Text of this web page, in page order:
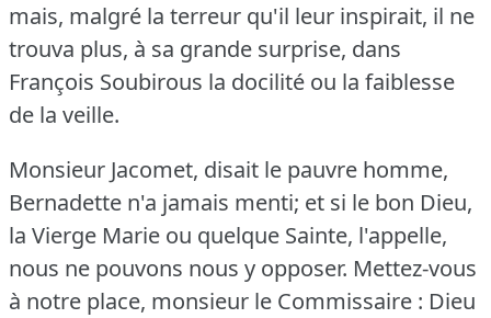
mais, malgré la terreur qu'il leur inspirait, il ne
trouva plus, à sa grande surprise, dans
François Soubirous la docilité ou la faiblesse
de la veille.
Monsieur Jacomet, disait le pauvre homme,
Bernadette n'a jamais menti; et si le bon Dieu,
la Vierge Marie ou quelque Sainte, l'appelle,
nous ne pouvons nous y opposer. Mettez-vous
à notre place, monsieur le Commissaire : Dieu